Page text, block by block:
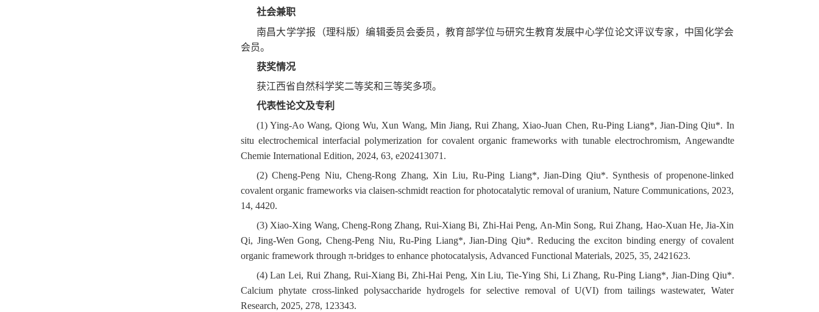
社会兼职
南昌大学学报（理科版）编辑委员会委员，教育部学位与研究生教育发展中心学位论文评议专家，中国化学会
会员。
获奖情况
获江西省自然科学奖二等奖和三等奖多项。
代表性论文及专利
(1) Ying-Ao Wang, Qiong Wu, Xun Wang, Min Jiang, Rui Zhang, Xiao-Juan Chen, Ru-Ping Liang*, Jian-Ding Qiu*. In
situ electrochemical interfacial polymerization for covalent organic frameworks with tunable electrochromism, Angewandte
Chemie International Edition, 2024, 63, e202413071.
(2) Cheng-Peng Niu, Cheng-Rong Zhang, Xin Liu, Ru-Ping Liang*, Jian-Ding Qiu*. Synthesis of propenone-linked
covalent organic frameworks via claisen-schmidt reaction for photocatalytic removal of uranium, Nature Communications, 2023,
14, 4420.
(3) Xiao-Xing Wang, Cheng-Rong Zhang, Rui-Xiang Bi, Zhi-Hai Peng, An-Min Song, Rui Zhang, Hao-Xuan He, Jia-Xin
Qi, Jing-Wen Gong, Cheng-Peng Niu, Ru-Ping Liang*, Jian-Ding Qiu*. Reducing the exciton binding energy of covalent
organic framework through π-bridges to enhance photocatalysis, Advanced Functional Materials, 2025, 35, 2421623.
(4) Lan Lei, Rui Zhang, Rui-Xiang Bi, Zhi-Hai Peng, Xin Liu, Tie-Ying Shi, Li Zhang, Ru-Ping Liang*, Jian-Ding Qiu*.
Calcium phytate cross-linked polysaccharide hydrogels for selective removal of U(VI) from tailings wastewater, Water
Research, 2025, 278, 123343.